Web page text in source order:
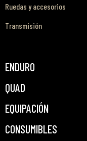
Ruedas y accesorios
Transmisión
ENDURO
QUAD
EQUIPACIÓN
CONSUMIBLES